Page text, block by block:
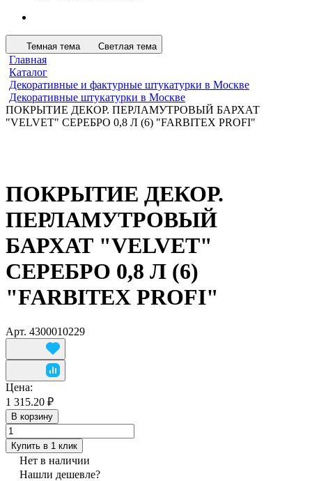
Темная тема Светлая тема
Главная
Каталог
Декоративные и фактурные штукатурки в Москве
Декоративные штукатурки в Москве
ПОКРЫТИЕ ДЕКОР. ПЕРЛАМУТРОВЫЙ БАРХАТ
"VELVET" СЕРЕБРО 0,8 Л (6) "FARBITEX PROFI"
ПОКРЫТИЕ ДЕКОР.
ПЕРЛАМУТРОВЫЙ
БАРХАТ "VELVET"
СЕРЕБРО 0,8 Л (6)
"FARBITEX PROFI"
Арт. 4300010229
Цена:
1 315.20 ₽
В корзину
Купить в 1 клик
Нет в наличии
Нашли дешевле?